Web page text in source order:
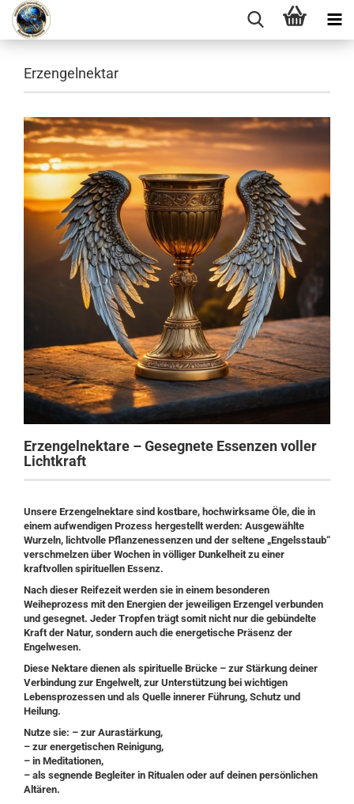
Erzengelnektar
Erzengelnektare – Gesegnete Essenzen voller
Lichtkraft
Unsere Erzengelnektare sind kostbare, hochwirksame Öle, die in
einem aufwendigen Prozess hergestellt werden: Ausgewählte
Wurzeln, lichtvolle Pflanzenessenzen und der seltene „Engelsstaub“
verschmelzen über Wochen in völliger Dunkelheit zu einer
kraftvollen spirituellen Essenz.
Nach dieser Reifezeit werden sie in einem besonderen
Weiheprozess mit den Energien der jeweiligen Erzengel verbunden
und gesegnet. Jeder Tropfen trägt somit nicht nur die gebündelte
Kraft der Natur, sondern auch die energetische Präsenz der
Engelwesen.
Diese Nektare dienen als spirituelle Brücke – zur Stärkung deiner
Verbindung zur Engelwelt, zur Unterstützung bei wichtigen
Lebensprozessen und als Quelle innerer Führung, Schutz und
Heilung.
Nutze sie: – zur Aurastärkung,
– zur energetischen Reinigung,
– in Meditationen,
– als segnende Begleiter in Ritualen oder auf deinen persönlichen
Altären.